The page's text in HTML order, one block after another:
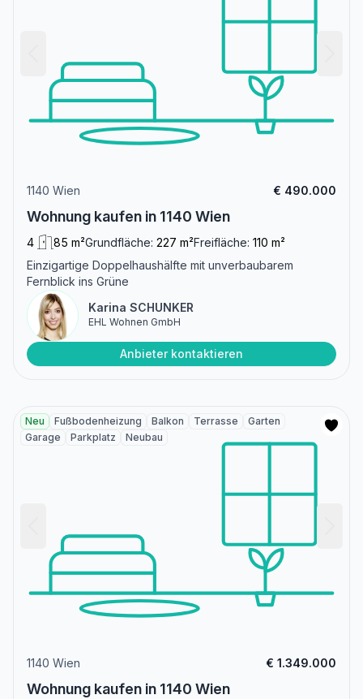
1140 Wien € 490.000
Wohnung kaufen in 1140 Wien
4 85 m²Grundfläche: 227 m²Freifläche: 110 m²
Einzigartige Doppelhaushälfte mit unverbaubarem
Fernblick ins Grüne
Karina SCHUNKER
EHL Wohnen GmbH
Anbieter kontaktieren
Neu Fußbodenheizung Balkon Terrasse
Garten
Garage
Parkplatz Neubau
1140 Wien € 1.349.000
Wohnung kaufen in 1140 Wien